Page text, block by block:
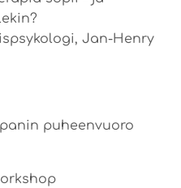
Jan-Henry
puheenvuoro